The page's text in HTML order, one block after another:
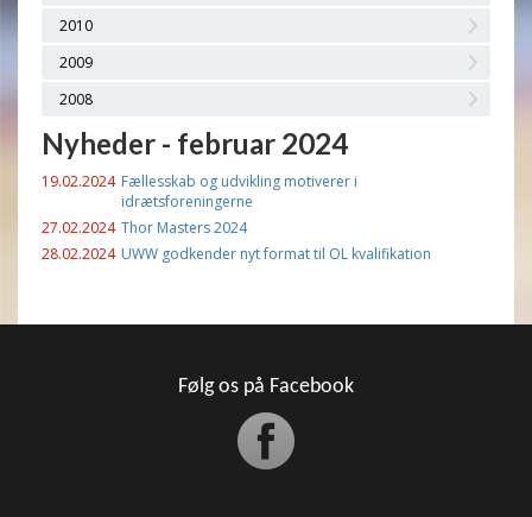
2010
2009
2008
Nyheder - februar 2024
19.02.2024 Fællesskab og udvikling motiverer i
idrætsforeningerne
27.02.2024 Thor Masters 2024
28.02.2024 UWW godkender nyt format til OL kvalifikation
Følg os på Facebook